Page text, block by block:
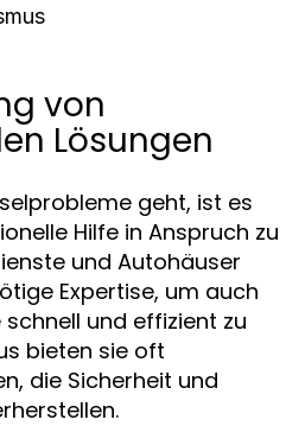
von
Lösungen
geht, ist es
Hilfe in Anspruch zu
und Autohäuser
Expertise, um auch
und effizient zu
bieten sie oft
die Sicherheit und